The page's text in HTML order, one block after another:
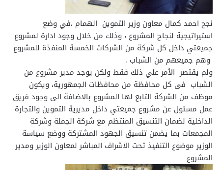
نجح احمد كمال معاون وزير التموين الهمام ،في وضع
استيراتيجية لنجاح المشروع ، وذلك من خلال وجود ادارة لمشروع
جميعتي داخل كل شركة من الشركات الخمسة المنفذة للمشروع
وهم جميعهم من الشباب .
ولم يقتصر الأمر علي ذلك فقط ولكن يوجد مدير مشروع من
الشباب فى كل محافظة من محافظات الجمهورية، ويكون
موظف من الشركة التابع لها المشروع بالاضافة الى وجود فريق
عمل مسئول عن مشروع جميعتي داخل مديرية التموين والتجارة
الداخلية لضمان التنسيق المنتظم مع شركة الجملة وشركة
المجمعات بما يضمن تنسيق الجهود المشتركة ووضع سياسة
الوزير موضوع التنفيذ تحت الاشراف المباشر لمعاون الوزير ومدير
المشروع